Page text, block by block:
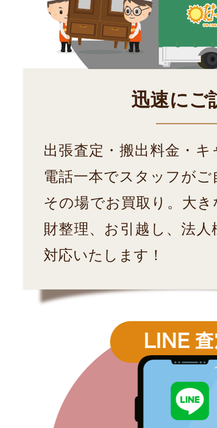
迅速にご
出張査定・搬出料金・
電話一本でスタッフが
その場でお買取り。大
財整理、お引越し、法
対応いたします！